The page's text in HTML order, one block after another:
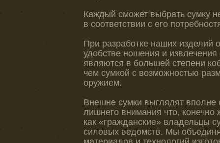
Каждый сможет выбрать сумку
в соответствии с его
При разработке наших изделий
удобстве ношения и
являются в большей степени
чем сумкой с возможностью
оружием.
Внешне сумки выглядят
лишнего внимания что,
как «гражданские» владельцы
силовых ведомств. Мы